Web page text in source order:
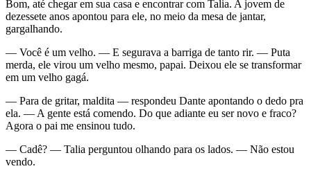
Bom, até chegar em sua casa e encontrar com Talia. A jovem de
dezessete anos apontou para ele, no meio da mesa de jantar,
gargalhando.
— Você é um velho. — E segurava a barriga de tanto rir. — Puta
merda, ele virou um velho mesmo, papai. Deixou ele se transformar
em um velho gagá.
— Para de gritar, maldita — respondeu Dante apontando o dedo pra
ela. — A gente está comendo. Do que adiante eu ser novo e fraco?
Agora o pai me ensinou tudo.
— Cadê? — Talia perguntou olhando para os lados. — Não estou
vendo.